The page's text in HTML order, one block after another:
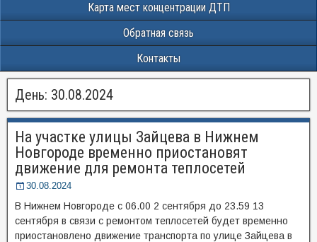
Карта мест концентрации ДТП
Обратная связь
Контакты
День: 30.08.2024
На участке улицы Зайцева в Нижнем
Новгороде временно приостановят
движение для ремонта теплосетей
30.08.2024
В Нижнем Новгороде с 06.00 2 сентября до 23.59 13
сентября в связи с ремонтом теплосетей будет временно
приостановлено движение транспорта по улице Зайцева в